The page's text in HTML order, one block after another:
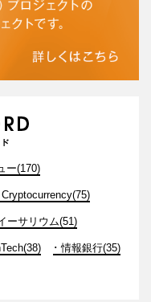
ー(170)
Cryptocurrency(75)
ーサリウム(51)
情報銀行(35)